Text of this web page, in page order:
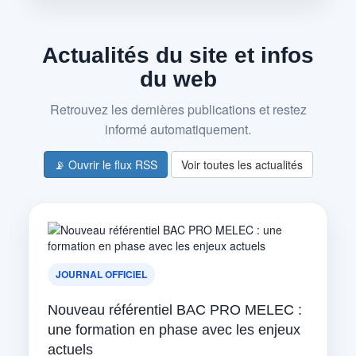
Actualités du site et infos
du web
Retrouvez les dernières publications et restez
informé automatiquement.
📡 Ouvrir le flux RSS Voir toutes les actualités
JOURNAL OFFICIEL
Nouveau référentiel BAC PRO MELEC :
une formation en phase avec les enjeux
actuels